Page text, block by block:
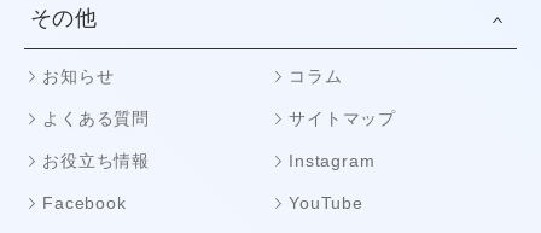
その他
お知らせ コラム
よくある質問 サイトマップ
お役立ち情報 Instagram
Facebook YouTube